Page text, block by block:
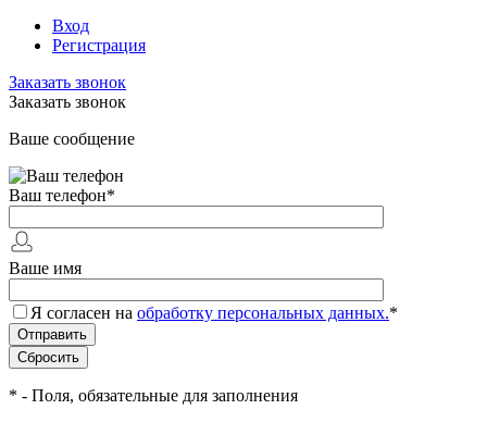
Вход
Регистрация
Заказать звонок
Заказать звонок
Ваше сообщение
Ваш телефон*
Ваше имя
Я согласен на обработку персональных данных.*
* - Поля, обязательные для заполнения